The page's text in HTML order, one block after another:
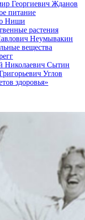
Георгиевич Жданов
питание
Ниши
растения
Неумывакин
вещества
Николаевич Сытин
Углов
здоровья»